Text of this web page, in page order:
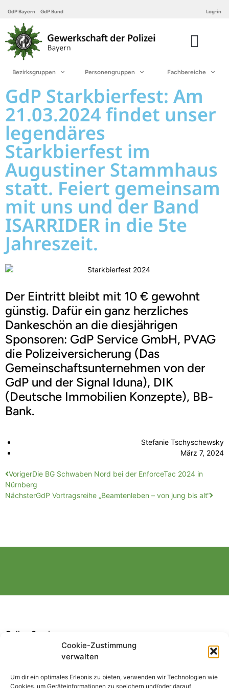
Cookie-Zustimmung
verwalten
Um dir ein optimales Erlebnis zu bieten, verwenden wir Technologien wie
Cookies, um Geräteinformationen zu speichern und/oder darauf
GdP Bayern GdP Bund Log-in
Bezirksgruppen Personengruppen Fachbereiche
GdP Starkbierfest: Am
21.03.2024 findet unser
legendäres
Starkbierfest im
Augustiner Stammhaus
statt. Feiert gemeinsam
mit uns und der Band
ISARRIDER in die 5te
Jahreszeit.
Der Eintritt bleibt mit 10 € gewohnt
günstig. Dafür ein ganz herzliches
Dankeschön an die diesjährigen
Sponsoren: GdP Service GmbH, PVAG
die Polizeiversicherung (Das
Gemeinschaftsunternehmen von der
GdP und der Signal Iduna), DIK
(Deutsche Immobilien Konzepte), BB-
Bank.
Stefanie Tschyschewsky
März 7, 2024
VorigerDie BG Schwaben Nord bei der EnforceTac 2024 in
Nürnberg
NächsterGdP Vortragsreihe „Beamtenleben – von jung bis alt“
Online Service